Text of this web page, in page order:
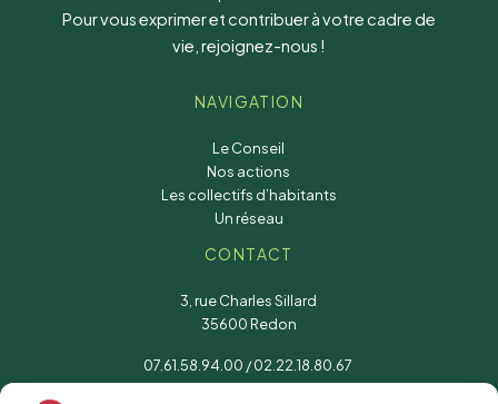
Pour vous exprimer et contribuer à votre cadre de
vie, rejoignez-nous !
NAVIGATION
Le Conseil
Nos actions
Les collectifs d’habitants
Un réseau
CONTACT
3, rue Charles Sillard
35600 Redon
07.61.58.94.00 /02.22.18.80.67